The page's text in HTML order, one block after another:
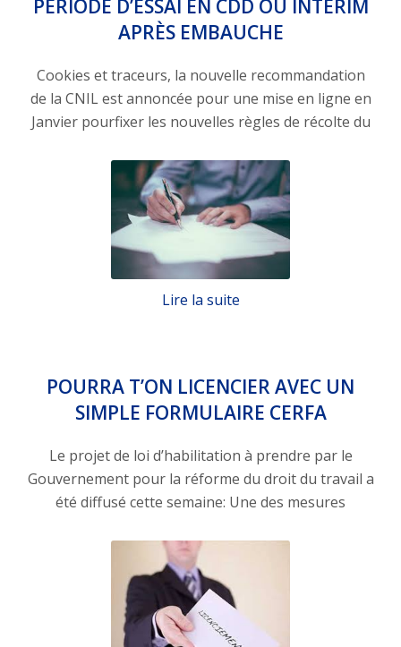
PÉRIODE D’ESSAI EN CDD OU INTÉRIM
APRÈS EMBAUCHE
Cookies et traceurs, la nouvelle recommandation
de la CNIL est annoncée pour une mise en ligne en
Janvier pourfixer les nouvelles règles de récolte du
Lire la suite
POURRA T’ON LICENCIER AVEC UN
SIMPLE FORMULAIRE CERFA
Le projet de loi d’habilitation à prendre par le
Gouvernement pour la réforme du droit du travail a
été diffusé cette semaine: Une des mesures